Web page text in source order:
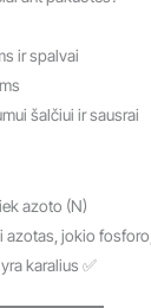
ir spalvai
šalčiui ir sausrai
azoto (N)
azotas, jokio
yra karalius ✅